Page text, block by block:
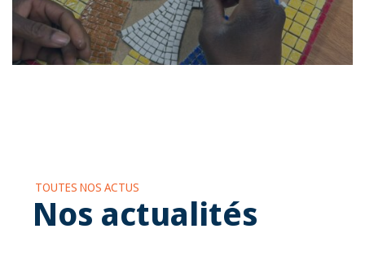
TOUTES NOS ACTUS
Nos actualités